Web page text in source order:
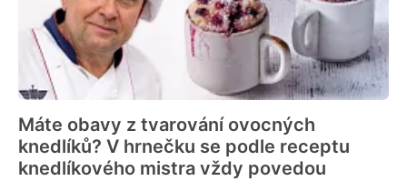
Máte obavy z tvarování ovocných
knedlíků? V hrnečku se podle receptu
knedlíkového mistra vždy povedou